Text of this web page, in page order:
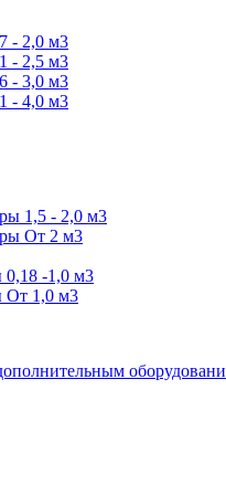
- 2,0 м3
- 2,5 м3
- 3,0 м3
- 4,0 м3
1,5 - 2,0 м3
От 2 м3
0,18 -1,0 м3
От 1,0 м3